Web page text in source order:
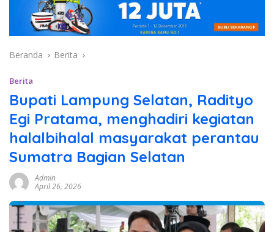
Beranda Berita
Berita
Bupati Lampung Selatan, Radityo
Egi Pratama, menghadiri kegiatan
halalbihalal masyarakat perantau
Sumatra Bagian Selatan
Admin
April 26, 2026